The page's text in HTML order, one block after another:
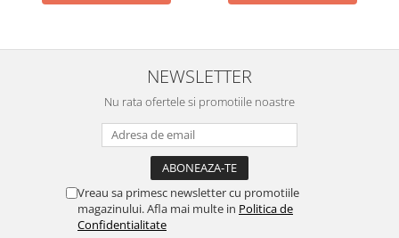
NEWSLETTER
Nu rata ofertele si promotiile noastre
Vreau sa primesc newsletter cu promotiile
magazinului. Afla mai multe in Politica de
Confidentialitate